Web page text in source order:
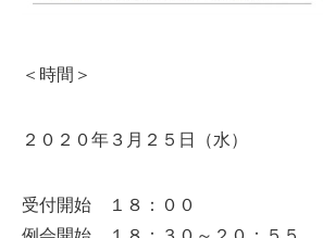
＜時間＞
２０２０年３月２５日（水）
受付開始 １８：００